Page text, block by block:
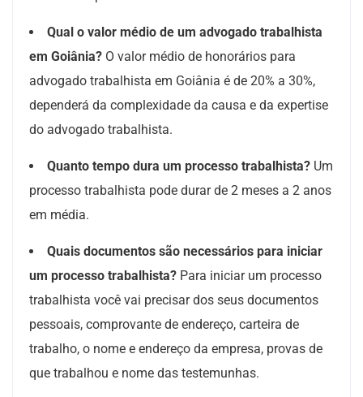
Qual o valor médio de um advogado trabalhista
em Goiânia? O valor médio de honorários para
advogado trabalhista em Goiânia é de 20% a 30%,
dependerá da complexidade da causa e da expertise
do advogado trabalhista.
Quanto tempo dura um processo trabalhista? Um
processo trabalhista pode durar de 2 meses a 2 anos
em média.
Quais documentos são necessários para iniciar
um processo trabalhista? Para iniciar um processo
trabalhista você vai precisar dos seus documentos
pessoais, comprovante de endereço, carteira de
trabalho, o nome e endereço da empresa, provas de
que trabalhou e nome das testemunhas.